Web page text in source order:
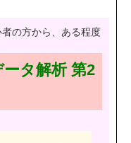
の方から、ある程度
タ解析 第2